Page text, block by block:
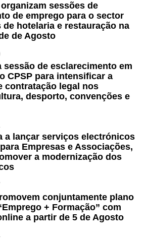
sessões de
de emprego para o sector
de hotelaria e restauração na
de Agosto
sessão de esclarecimento em
CPSP para intensificar a
contratação legal nos
desporto, convenções e
a lançar serviços electrónicos
Empresas e Associações,
a modernização dos
conjuntamente plano
+ Formação” com
a partir de 5 de Agosto